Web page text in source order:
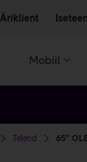
Äriklient
Mobiil
Telerid 65''